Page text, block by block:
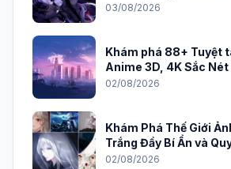
03/08/2026
Khám phá 88+ Tuyệt
Anime 3D, 4K Sắc Nét
02/08/2026
Khám Phá Thế Giới
Trắng Đầy Bí Ẩn và
02/08/2026